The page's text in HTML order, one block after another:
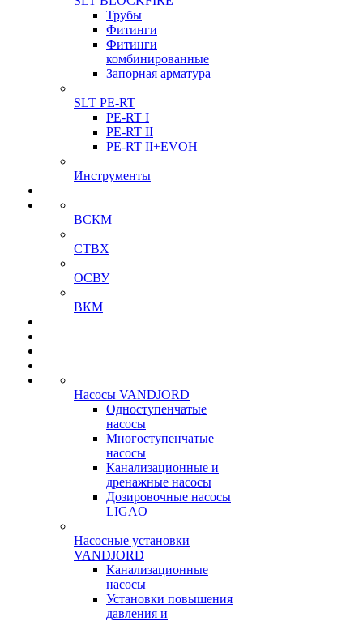
Трубы
Фитинги
Фитинги
комбинированные
Запорная арматура
SLT PE-RT
PE-RT I
PE-RT II
PE-RT II+EVOH
Инструменты
ВСКМ
СТВХ
ОСВУ
ВКМ
Насосы VANDJORD
Одноступенчатые
насосы
Многоступенчатые
насосы
Канализационные и
дренажные насосы
Дозировочные насосы
LIGAO
Насосные установки
VANDJORD
Канализационные
насосы
Установки повышения
давления и